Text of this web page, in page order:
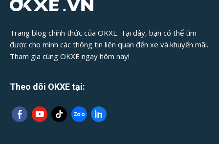
Trang blog chính thức của OKXE. Tại đây, bạn có thể tìm
được cho mình các thông tin liên quan đến xe và khuyến mãi.
Tham gia cùng OKXE ngay hôm nay!
Theo dõi OKXE tại: